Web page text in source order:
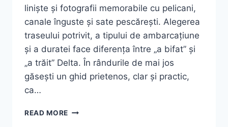
liniște și fotografii memorabile cu pelicani,
canale înguste și sate pescărești. Alegerea
traseului potrivit, a tipului de ambarcațiune
și a duratei face diferența între „a bifat” și
„a trăit” Delta. În rândurile de mai jos
găsești un ghid prietenos, clar și practic,
ca…
READ MORE EXCURSIE